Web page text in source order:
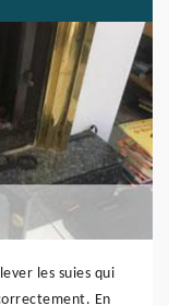
les suies qui
En